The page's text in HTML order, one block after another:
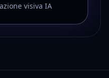
visiva IA